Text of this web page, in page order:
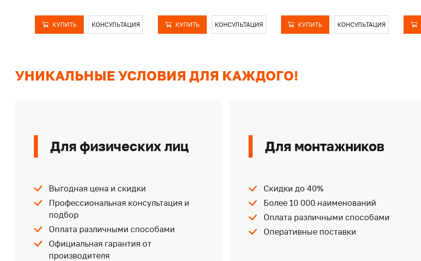
КУПИТЬ КОНСУЛЬТАЦИЯ КУПИТЬ КОНСУЛЬТАЦИЯ КУПИТЬ КОНСУЛЬТАЦИЯ
УНИКАЛЬНЫЕ УСЛОВИЯ ДЛЯ КАЖДОГО!
Для физических лиц
Выгодная цена и скидки
Профессиональная консультация и
подбор
Оплата различными способами
Официальная гарантия от
производителя
Для монтажников
Скидки до 40%
Более 10 000 наименований
Оплата различными способами
Оперативные поставки